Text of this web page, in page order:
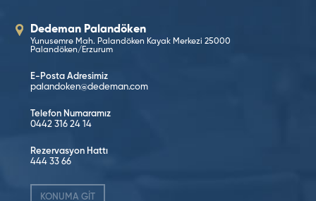
Dedeman Palandöken
Yunusemre Mah. Palandöken Kayak Merkezi 25000
Palandöken/Erzurum
E-Posta Adresimiz
palandoken@dedeman.com
Telefon Numaramız
0442 316 24 14
Rezervasyon Hattı
444 33 66
KONUMA GİT